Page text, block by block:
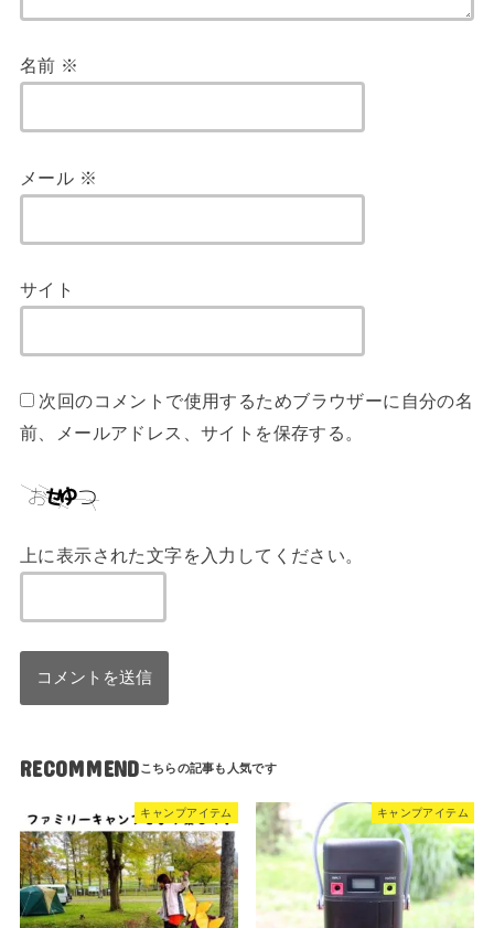
名前 ※
メール ※
サイト
次回のコメントで使用するためブラウザーに自分の名
前、メールアドレス、サイトを保存する。
上に表示された文字を入力してください。
RECOMMEND
キャンプアイテム キャンプアイテム